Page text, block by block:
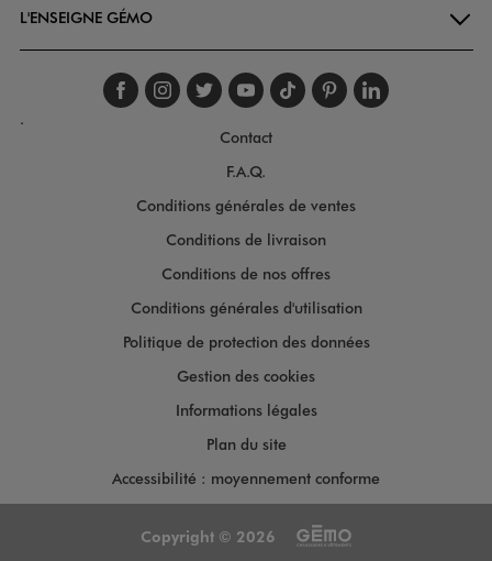
L'ENSEIGNE GÉMO
Suivez-nous sur
Suivez-nous sur
Suivez-nous sur
Suivez-nous
Suivez-nous
Suivez-
.
Contact
F.A.Q.
Conditions générales de ventes
Conditions de livraison
Conditions de nos offres
Conditions générales d'utilisation
Politique de protection des données
Gestion des cookies
Informations légales
Plan du site
Accessibilité : moyennement conforme
Copyright © 2026